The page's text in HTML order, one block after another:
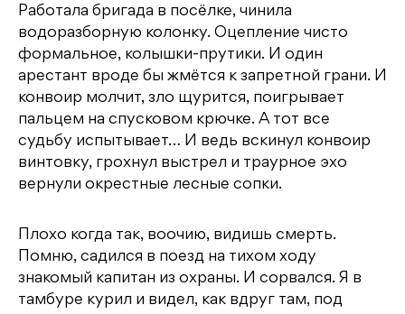
Работала бригада в посёлке, чинила
водоразборную колонку. Оцепление чисто
формальное, колышки-прутики. И один
арестант вроде бы жмётся к запретной грани. И
конвоир молчит, зло щурится, поигрывает
пальцем на спусковом крючке. А тот все
судьбу испытывает… И ведь вскинул конвоир
винтовку, грохнул выстрел и траурное эхо
вернули окрестные лесные сопки.
Плохо когда так, воочию, видишь смерть.
Помню, садился в поезд на тихом ходу
знакомый капитан из охраны. И сорвался. Я в
тамбуре курил и видел, как вдруг там, под